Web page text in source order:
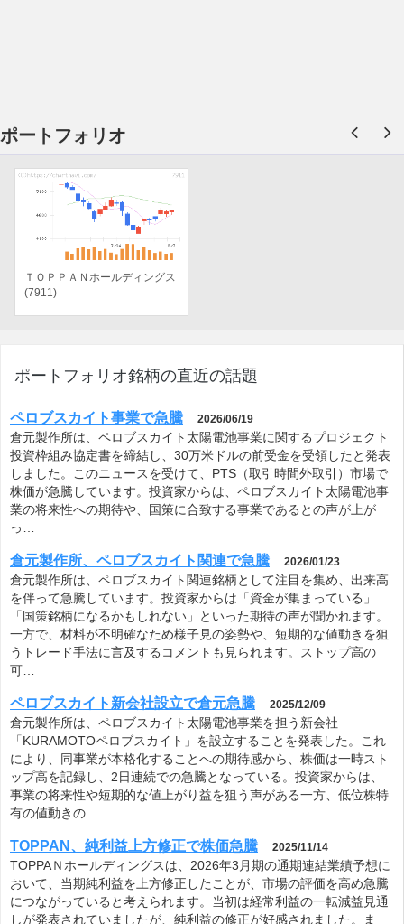
ポートフォリオ
ＴＯＰＰＡＮホールディングス
(7911)
ポートフォリオ銘柄の直近の話題
ペロブスカイト事業で急騰 2026/06/19
倉元製作所は、ペロブスカイト太陽電池事業に関するプロジェクト
投資枠組み協定書を締結し、30万米ドルの前受金を受領したと発表
しました。このニュースを受けて、PTS（取引時間外取引）市場で
株価が急騰しています。投資家からは、ペロブスカイト太陽電池事
業の将来性への期待や、国策に合致する事業であるとの声が上が
っ…
倉元製作所、ペロブスカイト関連で急騰 2026/01/23
倉元製作所は、ペロブスカイト関連銘柄として注目を集め、出来高
を伴って急騰しています。投資家からは「資金が集まっている」
「国策銘柄になるかもしれない」といった期待の声が聞かれます。
一方で、材料が不明確なため様子見の姿勢や、短期的な値動きを狙
うトレード手法に言及するコメントも見られます。ストップ高の
可…
ペロブスカイト新会社設立で倉元急騰 2025/12/09
倉元製作所は、ペロブスカイト太陽電池事業を担う新会社
「KURAMOTOペロブスカイト」を設立することを発表した。これ
により、同事業が本格化することへの期待感から、株価は一時スト
ップ高を記録し、2日連続での急騰となっている。投資家からは、
事業の将来性や短期的な値上がり益を狙う声がある一方、低位株特
有の値動きの…
TOPPAN、純利益上方修正で株価急騰 2025/11/14
TOPPAＮホールディングスは、2026年3月期の通期連結業績予想に
おいて、当期純利益を上方修正したことが、市場の評価を高め急騰
につながっていると考えられます。当初は経常利益の一転減益見通
しが発表されていましたが、純利益の修正が好感されました。ま